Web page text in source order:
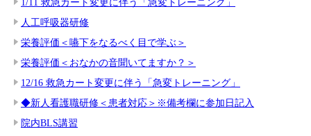
人工呼吸器研修
栄養評価＜嚥下をなるべく目で学ぶ＞
栄養評価＜おなかの音聞いてますか？＞
12/16 救急カート変更に伴う「急変トレーニング」
◆新人看護職研修＜患者対応＞※備考欄に参加日記入
院内BLS講習